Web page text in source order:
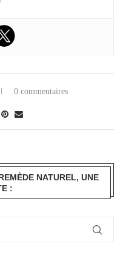
0 commentaires
NATUREL, UNE
: